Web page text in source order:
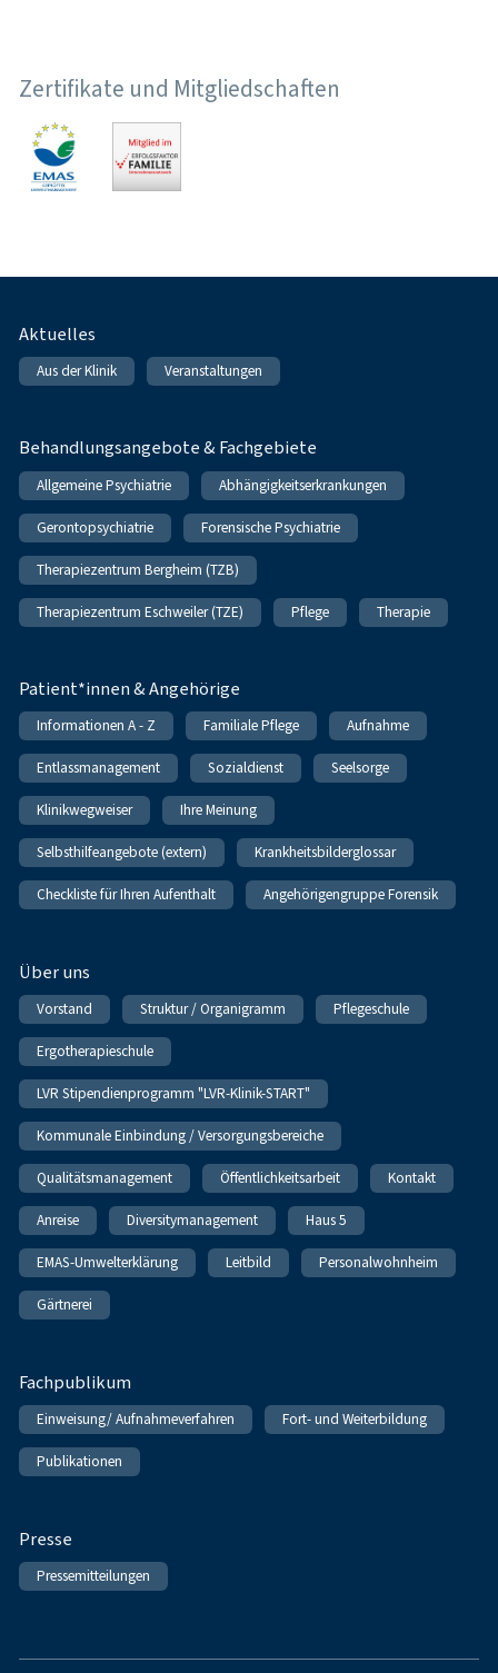
Zertifikate und Mitgliedschaften
Fußnavigation
Aktuelles
Aus der Klinik Veranstaltungen
Behandlungsangebote & Fachgebiete
Allgemeine Psychiatrie Abhängigkeitserkrankungen
Gerontopsychiatrie Forensische Psychiatrie
Therapiezentrum Bergheim (TZB)
Therapiezentrum Eschweiler (TZE) Pflege Therapie
Patient*innen & Angehörige
Informationen A - Z Familiale Pflege Aufnahme
Entlassmanagement Sozialdienst Seelsorge
Klinikwegweiser Ihre Meinung
Selbsthilfeangebote (extern) Krankheitsbilderglossar
Checkliste für Ihren Aufenthalt Angehörigengruppe Forensik
Über uns
Vorstand Struktur / Organigramm Pflegeschule
Ergotherapieschule
LVR Stipendienprogramm "LVR-Klinik-START"
Kommunale Einbindung / Versorgungsbereiche
Qualitätsmanagement Öffentlichkeitsarbeit Kontakt
Anreise Diversitymanagement Haus 5
EMAS-Umwelterklärung Leitbild Personalwohnheim
Gärtnerei
Fachpublikum
Einweisung/ Aufnahmeverfahren Fort- und Weiterbildung
Publikationen
Presse
Pressemitteilungen